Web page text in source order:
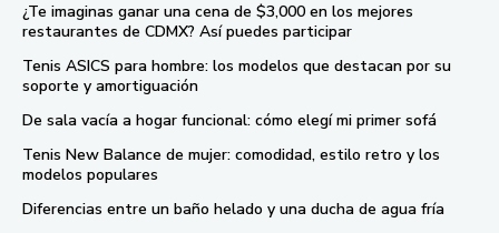
¿Te imaginas ganar una cena de $3,000 en los mejores
restaurantes de CDMX? Así puedes participar
Tenis ASICS para hombre: los modelos que destacan por su
soporte y amortiguación
De sala vacía a hogar funcional: cómo elegí mi primer sofá
Tenis New Balance de mujer: comodidad, estilo retro y los
modelos populares
Diferencias entre un baño helado y una ducha de agua fría